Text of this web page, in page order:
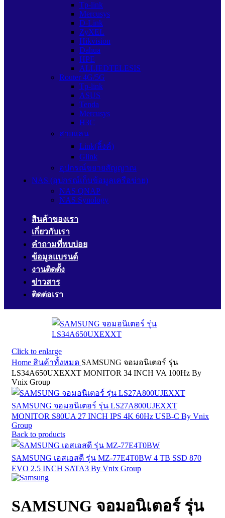
Tp-link
Mercusys
D-Link
ZyXEL
Hikvision
Dahua
HPE
ALLIEDTELESIS
Router 4G/5G
Tp-link
ASUS
Tenda
Mercusys
H3C
สายแลน
Link(ลิ้งค์)
Glink
อุปกรณ์ขยายสัญญาณ
NAS (อุปกรณ์เก็บข้อมูลเครือข่าย)
NAS QNAP
NAS Synology
สินค้าของเรา
เกี่ยวกับเรา
คำถามที่พบบ่อย
ข้อมูลแบรนด์
งานติดตั้ง
ข่าวสาร
ติดต่อเรา
Click to enlarge
Home สินค้าทั้งหมด SAMSUNG จอมอนิเตอร์ รุ่น
LS34A650UXEXXT MONITOR 34 INCH VA 100Hz By
Vnix Group
SAMSUNG จอมอนิเตอร์ รุ่น LS27A800UJEXXT
MONITOR S80UA 27 INCH IPS 4K 60Hz USB-C By Vnix
Group
Back to products
SAMSUNG เอสเอสดี รุ่น MZ-77E4T0BW 4 TB SSD 870
EVO 2.5 INCH SATA3 By Vnix Group
SAMSUNG จอมอนิเตอร์ รุ่น